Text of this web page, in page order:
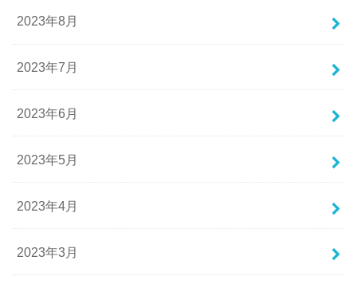
2023年8月
2023年7月
2023年6月
2023年5月
2023年4月
2023年3月